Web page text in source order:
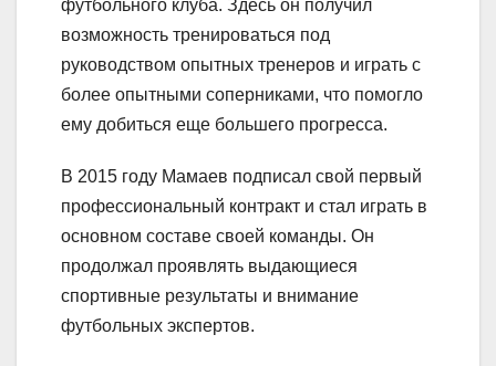
футбольного клуба. Здесь он получил
возможность тренироваться под
руководством опытных тренеров и играть с
более опытными соперниками, что помогло
ему добиться еще большего прогресса.
В 2015 году Мамаев подписал свой первый
профессиональный контракт и стал играть в
основном составе своей команды. Он
продолжал проявлять выдающиеся
спортивные результаты и внимание
футбольных экспертов.